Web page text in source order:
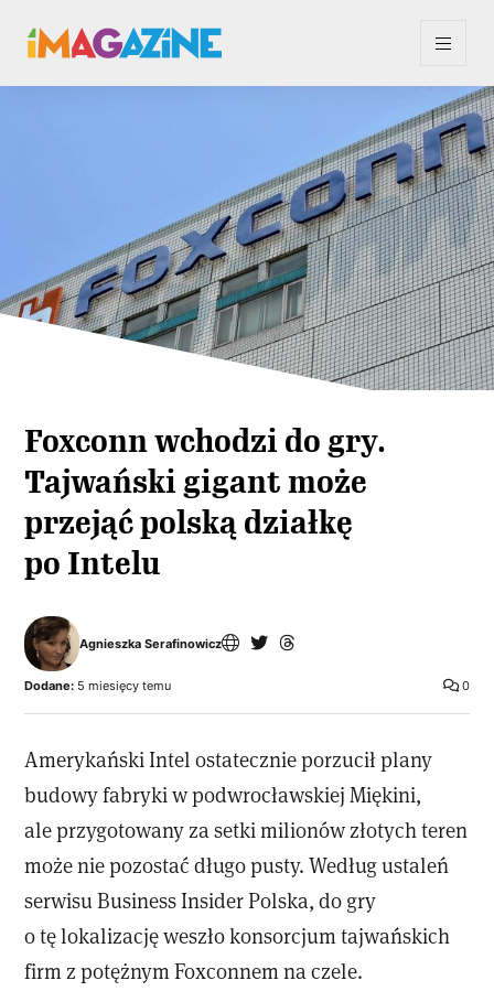
Foxconn wchodzi do gry.
Tajwański gigant może
przejąć polską działkę
po Intelu
Agnieszka Serafinowicz
0
Dodane: 5 miesięcy temu
Amerykański Intel ostatecznie porzucił plany
budowy fabryki w podwrocławskiej Miękini,
ale przygotowany za setki milionów złotych teren
może nie pozostać długo pusty. Według ustaleń
serwisu Business Insider Polska, do gry
o tę lokalizację weszło konsorcjum tajwańskich
firm z potężnym Foxconnem na czele.